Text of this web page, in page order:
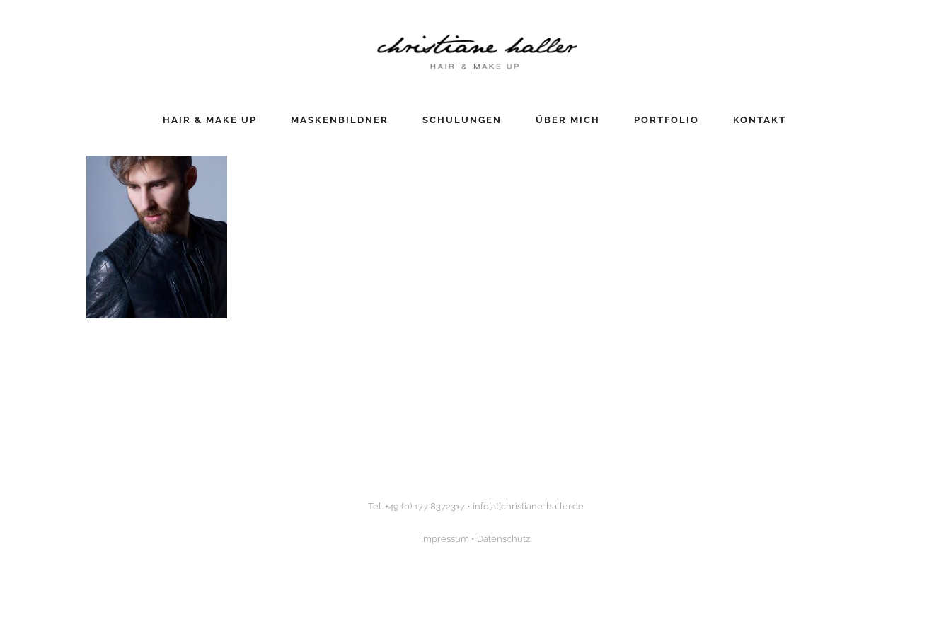
HAIR & MAKE UP MASKENBILDNER SCHULUNGEN ÜBER MICH PORTFOLIO KONTAKT
Tel. +49 (0) 177 8372317 • info[at]christiane-haller.de
Impressum • Datenschutz